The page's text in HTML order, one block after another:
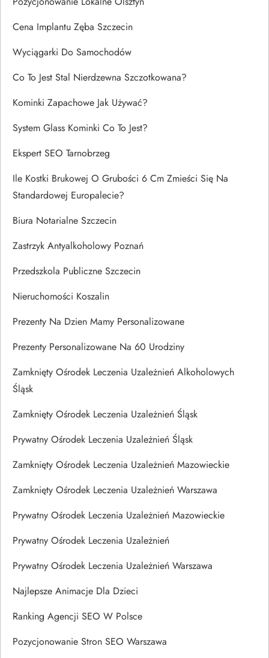
Cena Implantu Zęba Szczecin
Wyciągarki Do Samochodów
Co To Jest Stal Nierdzewna Szczotkowana?
Kominki Zapachowe Jak Używać?
System Glass Kominki Co To Jest?
Ekspert SEO Tarnobrzeg
Ile Kostki Brukowej O Grubości 6 Cm Zmieści Się Na
Standardowej Europalecie?
Biura Notarialne Szczecin
Zastrzyk Antyalkoholowy Poznań
Przedszkola Publiczne Szczecin
Nieruchomości Koszalin
Prezenty Na Dzien Mamy Personalizowane
Prezenty Personalizowane Na 60 Urodziny
Zamknięty Ośrodek Leczenia Uzależnień Alkoholowych
Śląsk
Zamknięty Ośrodek Leczenia Uzależnień Śląsk
Prywatny Ośrodek Leczenia Uzależnień Śląsk
Zamknięty Ośrodek Leczenia Uzależnień Mazowieckie
Zamknięty Ośrodek Leczenia Uzależnień Warszawa
Prywatny Ośrodek Leczenia Uzależnień Mazowieckie
Prywatny Ośrodek Leczenia Uzależnień
Prywatny Ośrodek Leczenia Uzależnień Warszawa
Najlepsze Animacje Dla Dzieci
Ranking Agencji SEO W Polsce
Pozycjonowanie Stron SEO Warszawa